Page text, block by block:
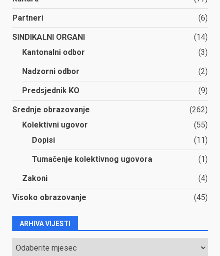
Partneri (6)
SINDIKALNI ORGANI
(14)
Kantonalni odbor
(3)
Nadzorni odbor (2)
Predsjednik KO (9)
Srednje obrazovanje
(262)
Kolektivni ugovor
(55)
Dopisi
(11)
Tumačenje kolektivnog ugovora (1)
Zakoni (4)
Visoko obrazovanje (45)
ARHIVA VIJESTI
ARHIVA